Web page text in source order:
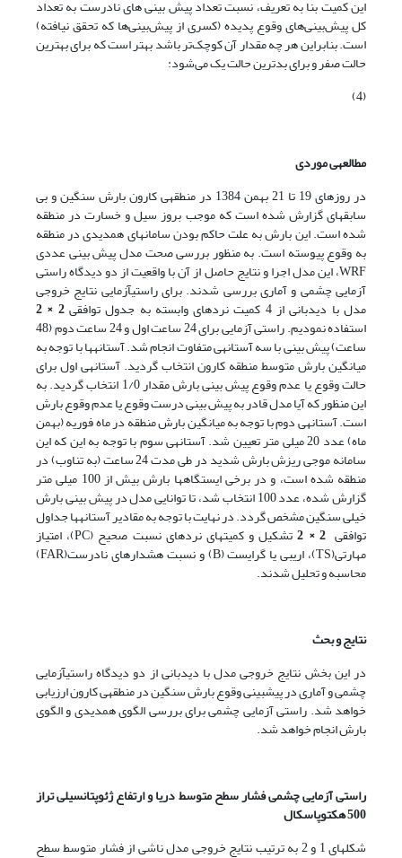
این کمیت بنا به تعریف، نسبت تعداد پیش بینی های نادرست به تعداد
کل پیش‌بینی‌های وقوع پدیده (کسری از پیش‌بینی‌ها که تحقق نیافته)
است. بنابراین هر چه مقدار آن کوچک‌تر باشد بهتر است که برای بهترین
حالت صفر و برای بدترین حالت یک می‌شود:
(4)
مطالعه­ی موردی
در روزهای 19 تا 21 بهمن 1384 در منطقه­ی کارون بارش سنگین و بی
سابقه­ای گزارش شده است که موجب بروز سیل و خسارت در منطقه
شده است. این بارش به علت حاکم بودن سامانه­ای همدیدی در منطقه
به وقوع پیوسته است. به منظور بررسی صحت مدل پیش بینی عددی
WRF، این مدل اجرا و نتایج حاصل از آن با واقعیت از دو دیدگاه راستی
آزمایی چشمی و آماری بررسی شدند. برای راستی­آزمایی نتایج خروجی
مدل با دیدبانی از 4 کمیت­ نرده­ای وابسته به جدول توافقی 2 × 2
استفاده نمودیم. راستی آزمایی برای 24 ساعت اول و 24 ساعت دوم (48
ساعت) پیش بینی با سه آستانه­ی متفاوت انجام شد. آستانه­ها با توجه به
میانگین بارش متوسط منطقه کارون انتخاب گردید. آستانه­ی اول برای
حالت وقوع یا عدم وقوع پیش بینی بارش مقدار 1/0 انتخاب گردید. به
این منظور که آیا مدل قادر به پیش بینی درست وقوع یا عدم وقوع بارش
است. آستانه­ی دوم با توجه به میانگین بارش منطقه در ماه فوریه (بهمن
ماه) عدد 20 میلی متر تعیین شد. آستانه­ی سوم با توجه به این که این
سامانه موجی ریزش بارش شدید در طی مدت 24 ساعت (به تناوب) در
منطقه شده است، و در برخی ایستگاه­ها بارش بیش از 100 میلی متر
گزارش شده، عدد 100 انتخاب شد، تا توانایی مدل در پیش بینی بارش
خیلی سنگین مشخص گردد. در نهایت با توجه به مقادیر آستانه­ها جداول
توافقی 2 × 2 تشکیل و کمیت­های نرده­ای نسبت صحیح (PC)، امتیاز
مهارتی(TS)، اریبی یا گرایست (B) و نسبت هشدارهای نادرست(FAR)
محاسبه و تحلیل شدند.
نتایج و بحث
در این بخش نتایج خروجی مدل با دیدبانی از دو دیدگاه راستی­آزمایی
چشمی و آماری در پیش­بینی وقوع بارش سنگین در منطقه­ی کارون ارزیابی
خواهد شد. راستی آزمایی چشمی برای بررسی الگوی همدیدی و الگوی
بارش انجام خواهد شد.
راستی آزمایی چشمی فشار سطح متوسط دریا و ارتفاع ژئوپتانسیلی تراز
500 هکتوپاسکال
شکل­های 1 و 2 به ترتیب نتایج خروجی مدل ناشی از فشار متوسط سطح